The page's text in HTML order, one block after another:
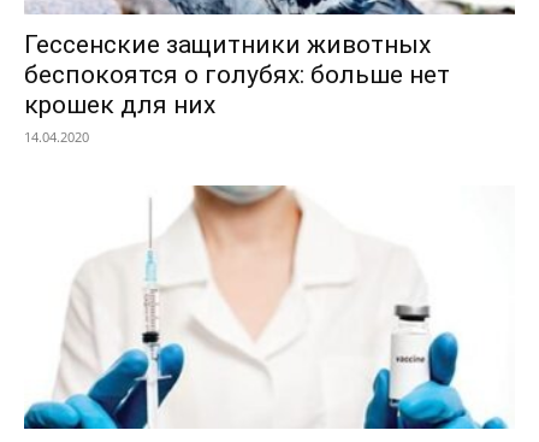
Гессенские защитники животных
беспокоятся о голубях: больше нет
крошек для них
14.04.2020